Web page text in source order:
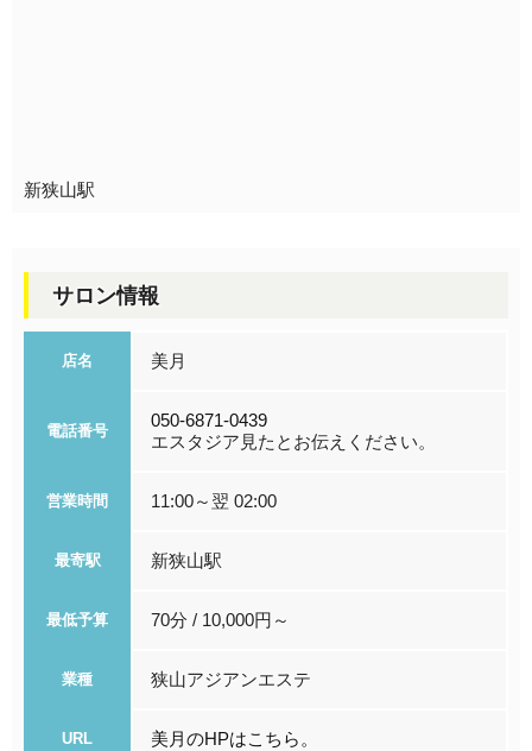
新狭山駅
サロン情報
店名 美月
電話番号
050-6871-0439
エスタジア見たとお伝えください。
営業時間 11:00～翌 02:00
最寄駅 新狭山駅
最低予算 70分 / 10,000円～
業種 狭山アジアンエステ
URL 美月のHPはこちら。